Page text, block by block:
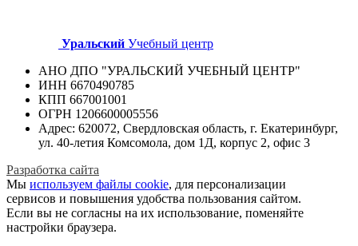
Уральский Учебный центр
АНО ДПО "УРАЛЬСКИЙ УЧЕБНЫЙ ЦЕНТР"
ИНН 6670490785
КПП 667001001
ОГРН 1206600005556
Адрес: 620072, Свердловская область, г. Екатеринбург,
ул. 40-летия Комсомола, дом 1Д, корпус 2, офис 3
Разработка сайта
Мы используем файлы cookie, для персонализации
сервисов и повышения удобства пользования сайтом.
Если вы не согласны на их использование, поменяйте
настройки браузера.